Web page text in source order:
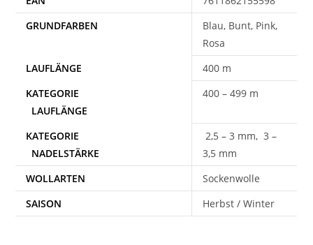
Blau, Bunt, Pink,
Rosa
400 m
400 – 499 m
2,5 – 3 mm, 3 –
3,5 mm
WOLLARTEN
Sockenwolle
SAISON
Herbst / Winter